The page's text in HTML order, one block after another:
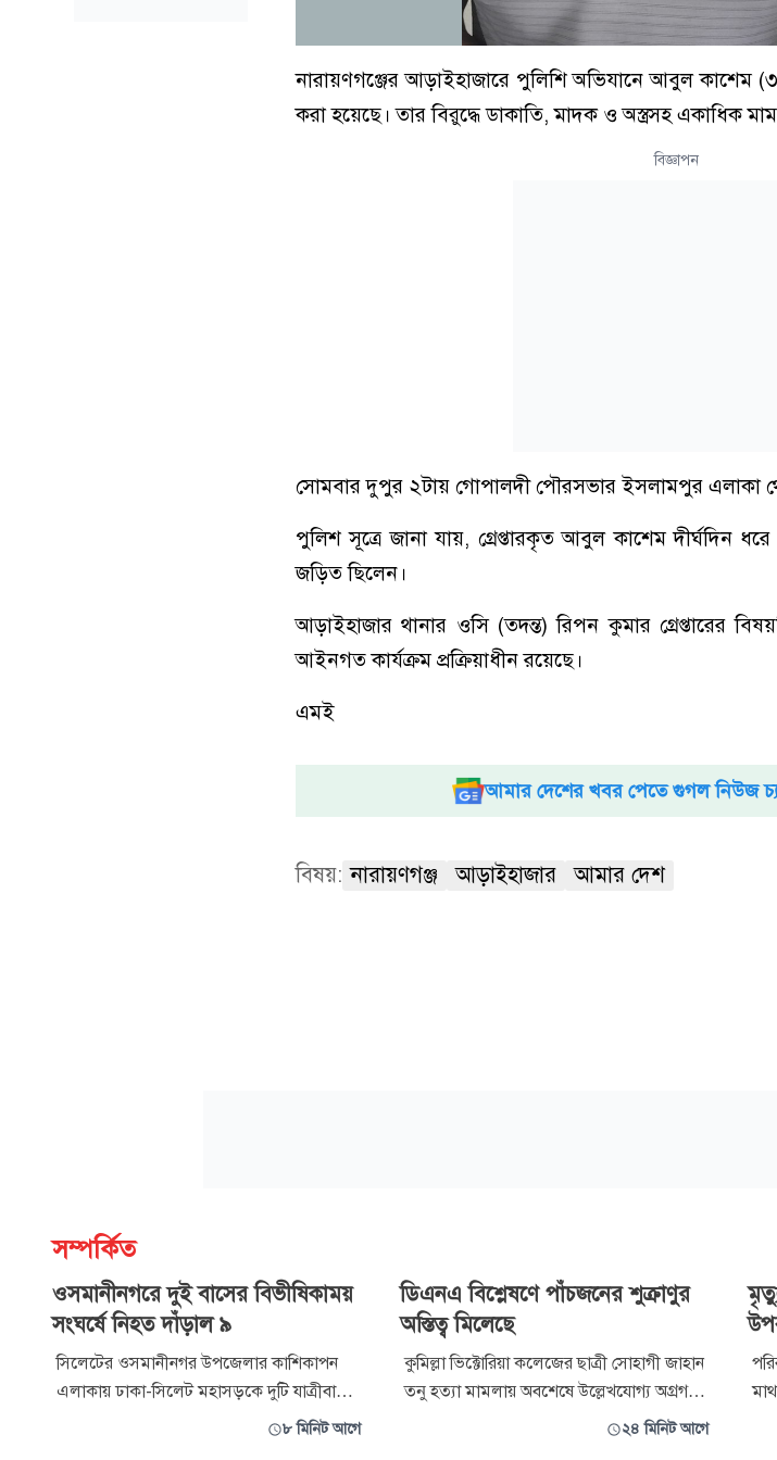
নারায়ণগঞ্জের আড়াইহাজারে পুলিশি অভিযানে আবুল কাশেম
করা হয়েছে। তার বিরুদ্ধে ডাকাতি, মাদক ও অস্ত্রসহ একাধিক
বিজ্ঞাপন
সোমবার দুপুর ২টায় গোপালদী পৌরসভার ইসলামপুর এলাকা
পুলিশ সূত্রে জানা যায়, গ্রেপ্তারকৃত আবুল কাশেম দীর্ঘদিন ধরে
জড়িত ছিলেন।
আড়াইহাজার থানার ওসি (তদন্ত) রিপন কুমার গ্রেপ্তারের
আইনগত কার্যক্রম প্রক্রিয়াধীন রয়েছে।
এমই
আমার দেশের খবর পেতে গুগল নিউজ
বিষয়: নারায়ণগঞ্জ আড়াইহাজার আমার দেশ
সম্পর্কিত
ওসমানীনগরে দুই বাসের বিভীষিকাময়
সংঘর্ষে নিহত দাঁড়াল ৯
সিলেটের ওসমানীনগর উপজেলার কাশিকাপন
এলাকায় ঢাকা-সিলেট মহাসড়কে দুটি যাত্রীবাহী
বাসের মুখোমুখি সংঘর্ষে নিহতের সংখ্যা বেড়ে ৯
৮ মিনিট আগে
ডিএনএ বিশ্লেষণে পাঁচজনের শুক্রাণুর
অস্তিত্ব মিলেছে
কুমিল্লা ভিক্টোরিয়া কলেজের ছাত্রী সোহাগী জাহান
তনু হত্যা মামলায় অবশেষে উল্লেখযোগ্য অগ্রগতি
দৃশ্যমান হয়েছে। দীর্ঘ এক দশক পর খুলতে শুরু
২৪ মিনিট আগে